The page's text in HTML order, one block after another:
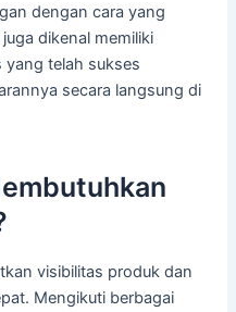
dengan cara yang
dikenal memiliki
telah sukses
secara langsung di
visibilitas produk dan
Mengikuti berbagai